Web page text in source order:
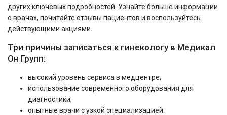
других ключевых подробностей. Узнайте больше информации
о врачах, почитайте отзывы пациентов и воспользуйтесь
действующими акциями.
Три причины записаться к гинекологу в Медикал
Он Групп:
высокий уровень сервиса в медцентре;
использование современного оборудования для
диагностики;
опытные врачи с узкой специализацией.